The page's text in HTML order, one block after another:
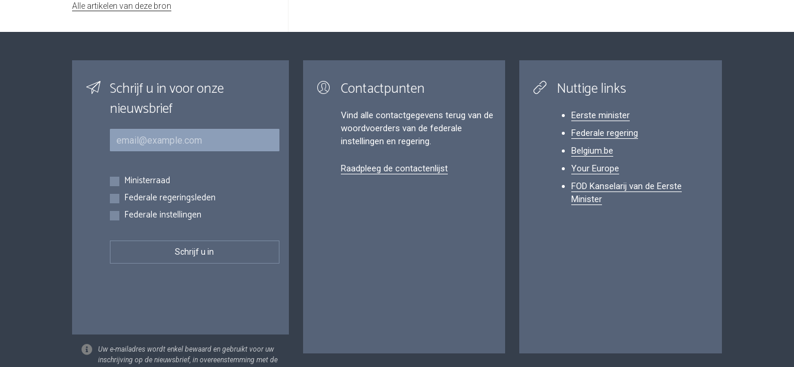
Alle artikelen van deze bron
Schrijf u in voor onze
nieuwsbrief
E-mail
Inschrijvingen
Ministerraad
Federale regeringsleden
Federale instellingen
Uw e-mailadres wordt enkel bewaard en gebruikt voor uw
inschrijving op de nieuwsbrief, in overeenstemming met de
Contactpunten
Vind alle contactgegevens terug van de
woordvoerders van de federale
instellingen en regering.
Raadpleeg de contactenlijst
Nuttige links
Eerste minister
Federale regering
Belgium.be
Your Europe
FOD Kanselarij van de Eerste
Minister